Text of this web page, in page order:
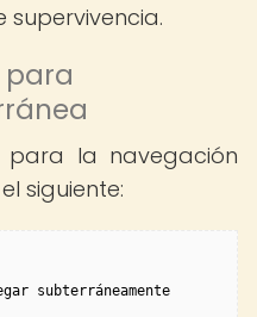
supervivencia.
para
para la navegación
siguiente:
subterráneamente